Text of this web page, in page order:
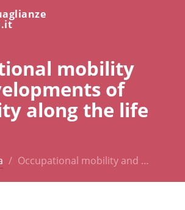
mobility
of
along the life
Occupational mobility and …